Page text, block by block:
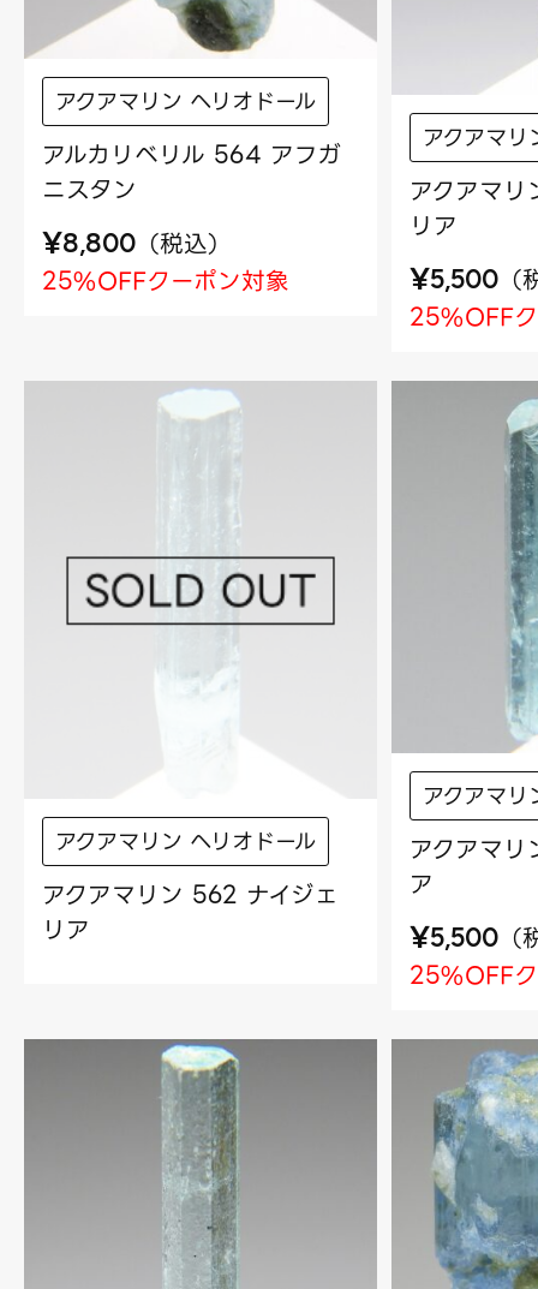
アクアマリン ヘリオドール
アルカリベリル 564 アフガ
ニスタン
¥8,800 （税込）
25%OFFクーポン対象
アクアマ
アクアマ
リア
¥5,500 （
25%OFF
アクアマリン ヘリオドール
アクアマリン 562 ナイジェ
リア
アクアマ
アクアマ
ア
¥5,500 （
25%OFF